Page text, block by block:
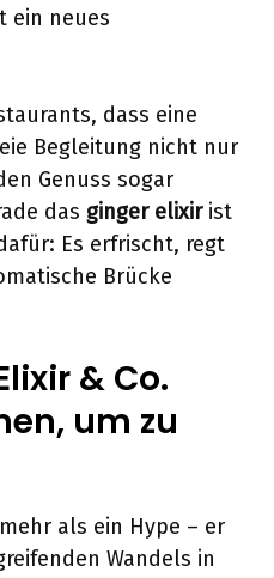
ein neues
dass eine
Begleitung nicht nur
Genuss sogar
das ginger elixirist
Es erfrischt, regt
Brücke
& Co.
um zu
als ein Hype – er
Wandels in